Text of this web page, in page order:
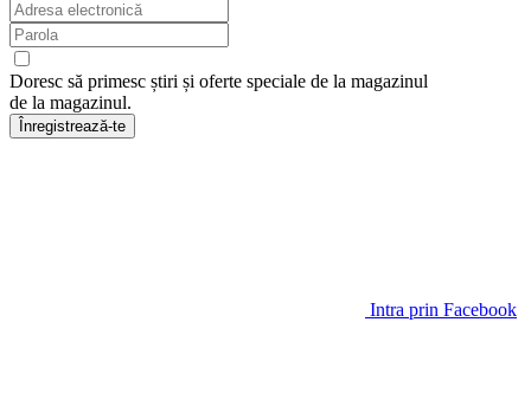
Doresc să primesc știri și oferte speciale de la magazinul
de la magazinul.
Înregistrează-te
Intra prin Facebook